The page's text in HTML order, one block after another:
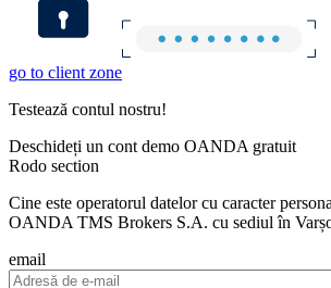
go to client zone
Testează contul nostru!
Deschideți un cont demo OANDA gratuit
Rodo section
Cine este operatorul datelor cu caracter
OANDA TMS Brokers S.A. cu sediul în
email